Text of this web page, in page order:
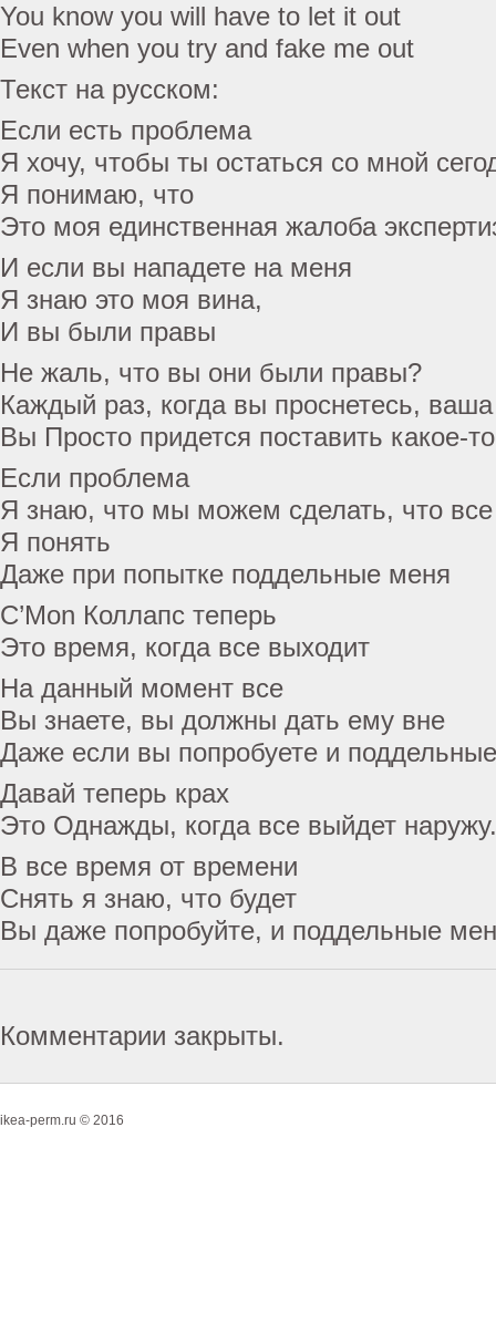
You know you will have to let it out
Even when you try and fake me out
Текст на русском:
Если есть проблема
Я хочу, чтобы ты остаться со мной
Я понимаю, что
Это моя единственная жалоба
И если вы нападете на меня
Я знаю это моя вина,
И вы были правы
Не жаль, что вы они были правы?
Каждый раз, когда вы проснетесь,
Вы Просто придется поставить какое-
Если проблема
Я знаю, что мы можем сделать, что все
Я понять
Даже при попытке поддельные меня
C’Mon Коллапс теперь
Это время, когда все выходит
На данный момент все
Вы знаете, вы должны дать ему вне
Даже если вы попробуете и
Давай теперь крах
Это Однажды, когда все выйдет наружу.
В все время от времени
Снять я знаю, что будет
Вы даже попробуйте, и поддельные
Комментарии закрыты.
ikea-perm.ru © 2016